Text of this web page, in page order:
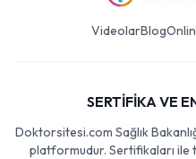
VideolarBlog
SERTİFİKA VE
Doktorsitesi.com Sağlık
platformudur. Sertifikaları ile